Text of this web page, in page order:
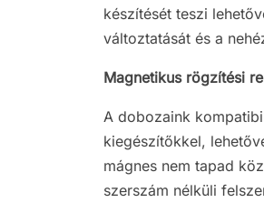
készítését teszi
változtatását és a
Magnetikus rögzítési
A dobozaink
kiegészítőkkel,
mágnes nem tapad
szerszám nélküli